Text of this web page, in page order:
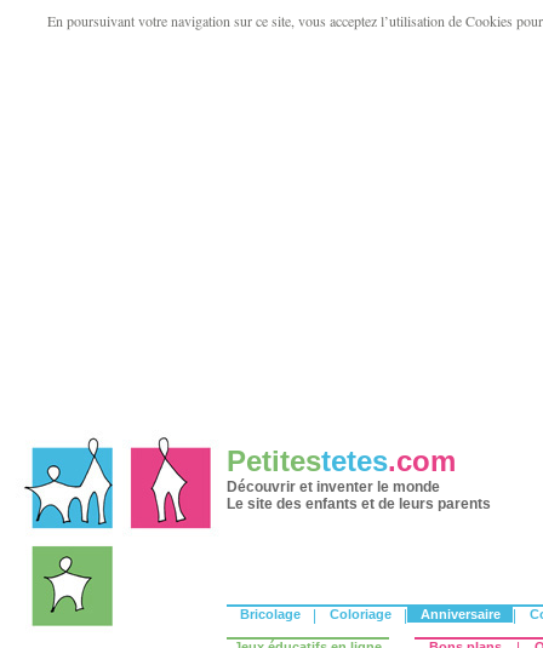
En poursuivant votre navigation sur ce site, vous acceptez l’utilisation de Cookies
Petitestetes.com
Découvrir et inventer le monde
Le site des enfants et de leurs parents
Bricolage Coloriage Anniversaire